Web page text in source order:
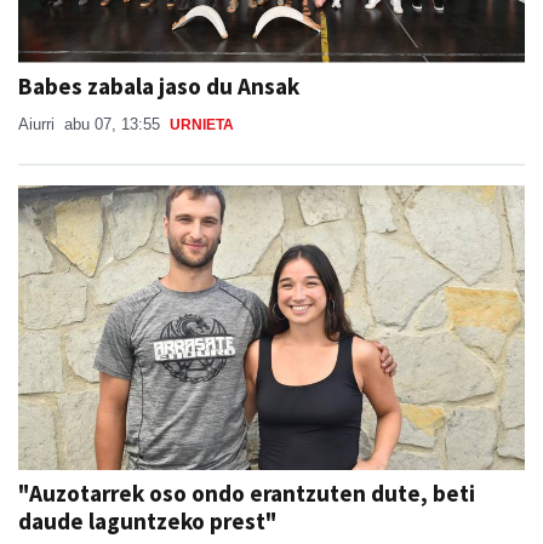
Babes zabala jaso du Ansak
Aiurri abu 07, 13:55 URNIETA
"Auzotarrek oso ondo erantzuten dute, beti
daude laguntzeko prest"